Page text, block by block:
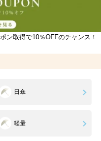
ン取得で10％OFFのチャンス！
日傘
軽量